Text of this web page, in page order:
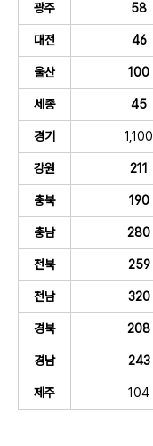
광주 58
대전 46
울산 100
세종 45
경기 1,100
강원 211
충북 190
충남 280
전북 259
전남 320
경북 208
경남 243
제주 104